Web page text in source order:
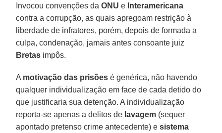
Invocou convenções daONU e Interamericana
contra a corrupção, as quais apregoam restrição à
liberdade de infratores, porém, depois de formada a
culpa, condenação, jamais antes consoante juiz
Bretas impôs.
A motivação das prisões é genérica, não havendo
qualquer individualização em face de cada detido do
que justificaria sua detenção. A individualização
reporta-se apenas a delitos de lavagem (sequer
apontado pretenso crime antecedente) esistema